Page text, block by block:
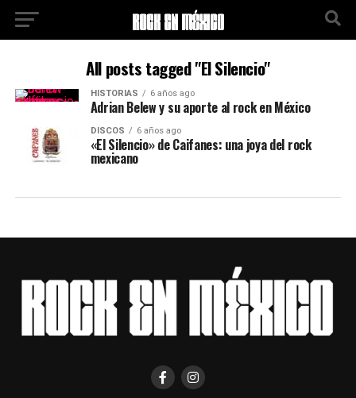
All posts tagged "El Silencio"
HISTORIAS 6 años ago
Adrian Belew y su aporte al rock en México
DISCOS 6 años ago
«El Silencio» de Caifanes: una joya del rock
mexicano